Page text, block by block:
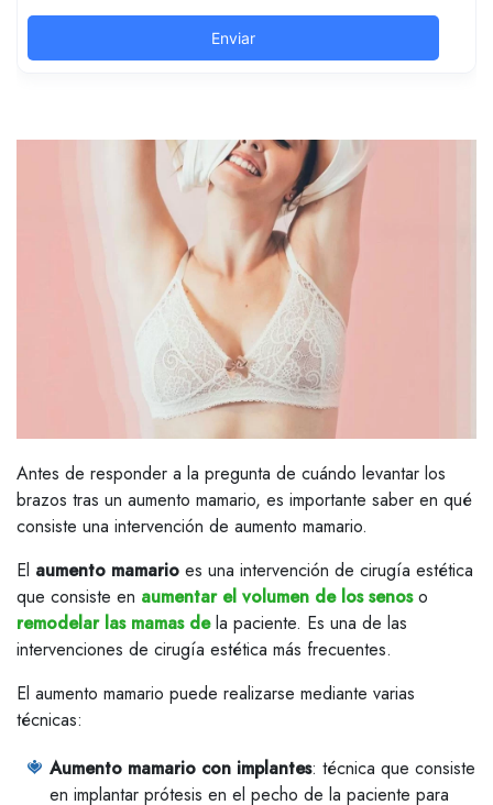
Antes de responder a la pregunta de cuándo levantar los
brazos tras un aumento mamario, es importante saber en qué
consiste una intervención de aumento mamario.
El aumento mamario es una intervención de cirugía estética
que consiste en aumentar el volumen de los senoso
remodelar las mamas dela paciente. Es una de las
intervenciones de cirugía estética más frecuentes.
El aumento mamario puede realizarse mediante varias
técnicas:
Aumento mamario con implantes: técnica que consiste
en implantar prótesis en el pecho de la paciente para